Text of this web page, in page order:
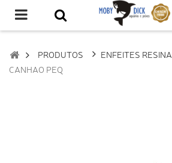
PRODUTOS ENFEITES RESINA
CANHAO PEQ